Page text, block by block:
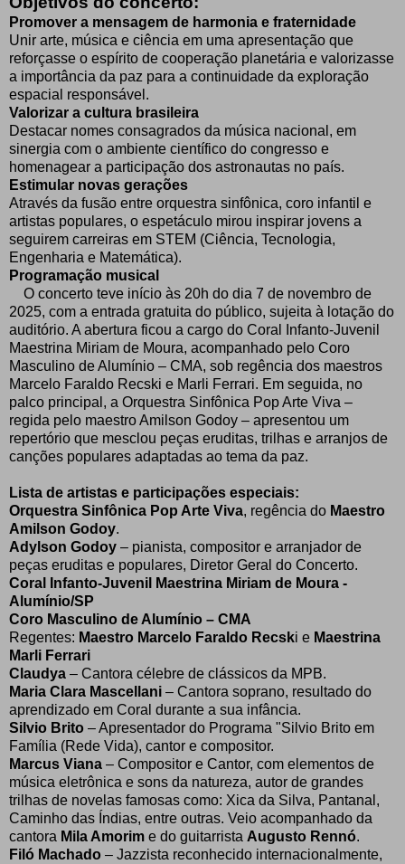
Promover a mensagem de harmonia e fraternidade
Unir arte, música e ciência em uma apresentação que
reforçasse o espírito de cooperação planetária e valorizasse
a importância da paz para a continuidade da exploração
espacial responsável.
Valorizar a cultura brasileira
Destacar nomes consagrados da música nacional, em
sinergia com o ambiente científico do congresso e
homenagear a participação dos astronautas no país.
Estimular novas gerações
Através da fusão entre orquestra sinfônica, coro infantil e
artistas populares, o espetáculo mirou inspirar jovens a
seguirem carreiras em STEM (Ciência, Tecnologia,
Engenharia e Matemática).
Programação musical
O concerto teve início às 20h do dia 7 de novembro de
2025, com a entrada gratuita do público, sujeita à lotação do
auditório. A abertura ficou a cargo do Coral Infanto-Juvenil
Maestrina Miriam de Moura, acompanhado pelo Coro
Masculino de Alumínio – CMA, sob regência dos maestros
Marcelo Faraldo Recski e Marli Ferrari. Em seguida, no
palco principal, a Orquestra Sinfônica Pop Arte Viva –
regida pelo maestro Amilson Godoy – apresentou um
repertório que mesclou peças eruditas, trilhas e arranjos de
canções populares adaptadas ao tema da paz.
Lista de artistas e participações especiais:
Orquestra Sinfônica Pop Arte Viva, regência do Maestro
Amilson Godoy.
Adylson Godoy – pianista, compositor e arranjador de
peças eruditas e populares, Diretor Geral do Concerto.
Coral Infanto-Juvenil Maestrina Miriam de Moura -
Alumínio/SP
Coro Masculino de Alumínio – CMA
Regentes: Maestro Marcelo Faraldo Recski e Maestrina
Marli Ferrari
Claudya – Cantora célebre de clássicos da MPB.
Maria Clara Mascellani – Cantora soprano, resultado do
aprendizado em Coral durante a sua infância.
Silvio Brito – Apresentador do Programa "Silvio Brito em
Família (Rede Vida), cantor e compositor.
Marcus Viana – Compositor e Cantor, com elementos de
música eletrônica e sons da natureza, autor de grandes
trilhas de novelas famosas como: Xica da Silva, Pantanal,
Caminho das Índias, entre outras. Veio acompanhado da
cantora Mila Amorim e do guitarrista Augusto Rennó.
Filó Machado – Jazzista reconhecido internacionalmente,